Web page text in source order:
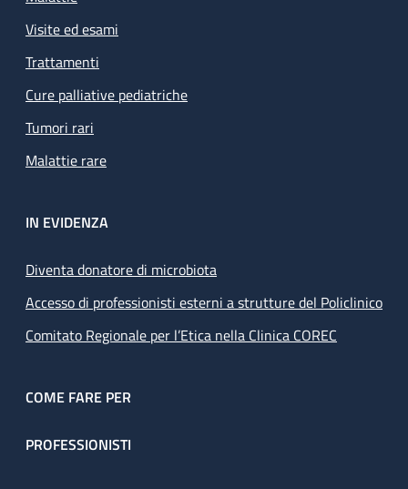
Visite ed esami
Trattamenti
Cure palliative pediatriche
Tumori rari
Malattie rare
IN EVIDENZA
Diventa donatore di microbiota
Accesso di professionisti esterni a strutture del Policlinico
Comitato Regionale per l’Etica nella Clinica COREC
COME FARE PER
PROFESSIONISTI